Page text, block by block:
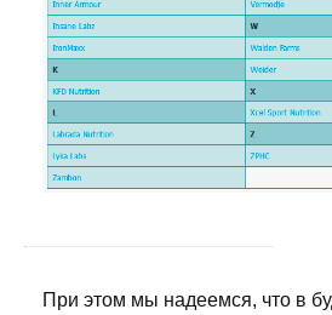
При этом мы надеемся, что в